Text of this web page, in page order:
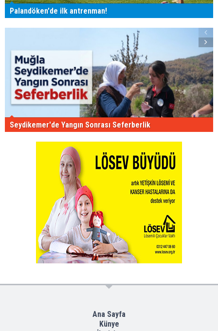
Palandöken'de ilk antrenman!
Seydikemer'de Yangın Sonrası Seferberlik
Ana Sayfa
Künye